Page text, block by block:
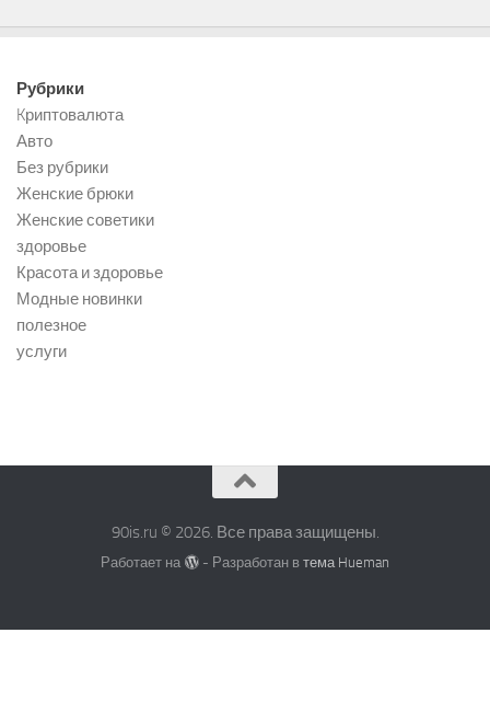
Рубрики
Kриптовалюта
Авто
Без рубрики
Женские брюки
Женские советики
здоровье
Красота и здоровье
Модные новинки
полезное
услуги
90is.ru © 2026. Все права защищены.
Работает на - Разработан в тема Hueman